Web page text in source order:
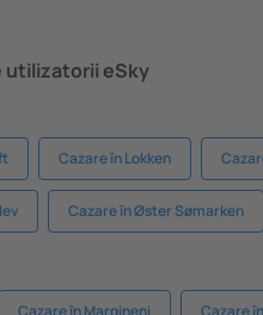
utilizatorii eSky
Cazare în Lokken
Cazare în Øster Sømarken
Cazare în Margineni Cazare